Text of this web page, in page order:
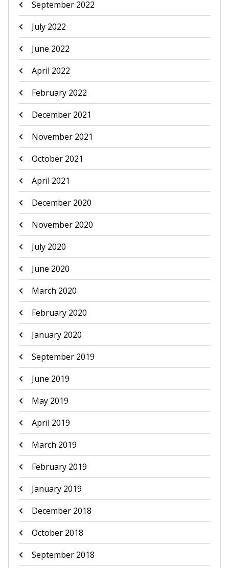
September 2022
July 2022
June 2022
April 2022
February 2022
December 2021
November 2021
October 2021
April 2021
December 2020
November 2020
July 2020
June 2020
March 2020
February 2020
January 2020
September 2019
June 2019
May 2019
April 2019
March 2019
February 2019
January 2019
December 2018
October 2018
September 2018